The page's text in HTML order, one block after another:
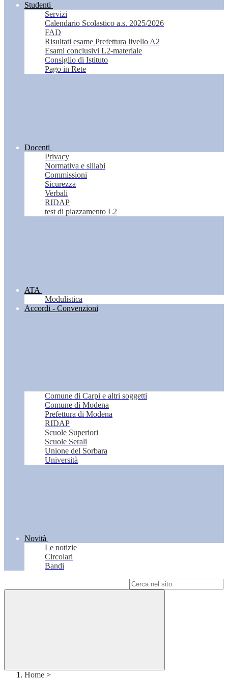
Studenti
Servizi
Calendario Scolastico a.s. 2025/2026
FAD
Risultati esame Prefettura livello A2
Esami conclusivi L2-materiale
Consiglio di Istituto
Pago in Rete
Docenti
Privacy
Normativa e sillabi
Commissioni
Sicurezza
Verbali
RIDAP
test di piazzamento L2
ATA
Modulistica
Accordi - Convenzioni
Comune di Carpi e altri soggetti
Comune di Modena
Prefettura di Modena
RIDAP
Scuole Superiori
Scuole Serali
Unione del Sorbara
Università
Novità
Le notizie
Circolari
Bandi
Home >